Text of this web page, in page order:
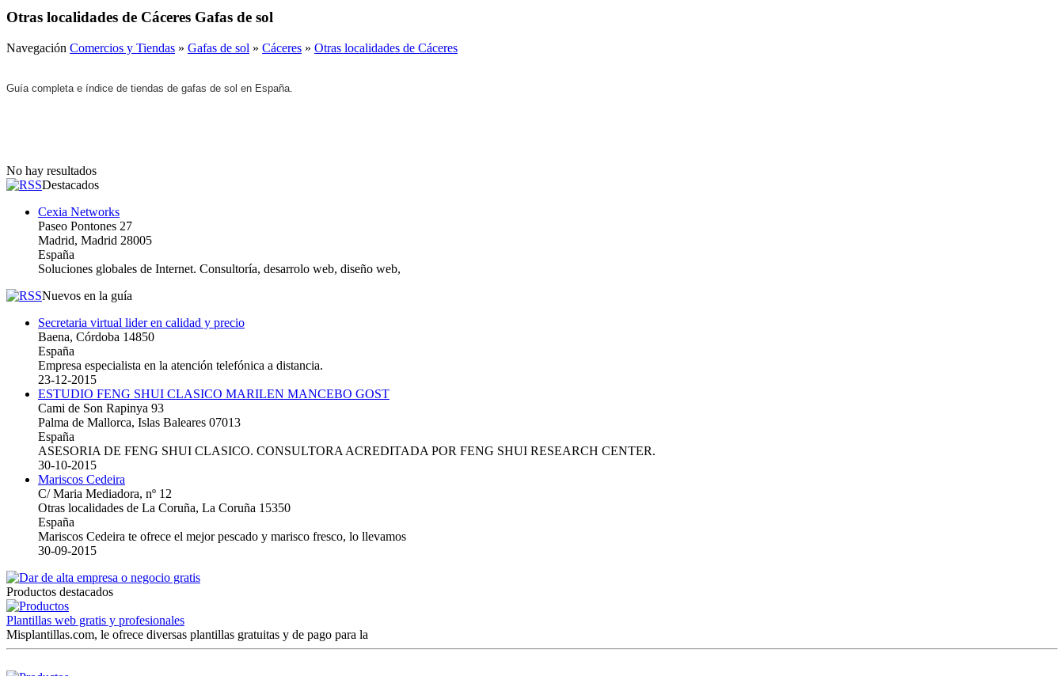
Otras localidades de Cáceres Gafas de sol
Navegación Comercios y Tiendas » Gafas de sol » Cáceres » Otras localidades de Cáceres
Guía completa e índice de tiendas de gafas de sol en España.
No hay resultados
Destacados
Cexia Networks
Paseo Pontones 27
Madrid, Madrid 28005
España
Soluciones globales de Internet. Consultoría, desarrolo web, diseño web,
Nuevos en la guía
Secretaria virtual lider en calidad y precio
Baena, Córdoba 14850
España
Empresa especialista en la atención telefónica a distancia.
23-12-2015
ESTUDIO FENG SHUI CLASICO MARILEN MANCEBO GOST
Cami de Son Rapinya 93
Palma de Mallorca, Islas Baleares 07013
España
ASESORIA DE FENG SHUI CLASICO. CONSULTORA ACREDITADA POR FENG SHUI RESEARCH CENTER.
30-10-2015
Mariscos Cedeira
C/ Maria Mediadora, nº 12
Otras localidades de La Coruña, La Coruña 15350
España
Mariscos Cedeira te ofrece el mejor pescado y marisco fresco, lo llevamos
30-09-2015
Productos destacados
Plantillas web gratis y profesionales
Misplantillas.com, le ofrece diversas plantillas gratuitas y de pago para la